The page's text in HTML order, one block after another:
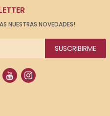
NUESTRAS NOVEDADES!
SUSCRIBIRME
 